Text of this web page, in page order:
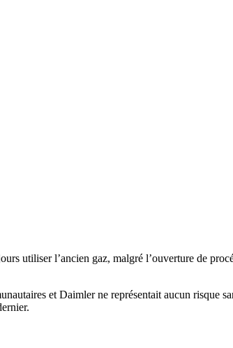
utiliser l’ancien gaz, malgré l’ouverture de
et Daimler ne représentait aucun risque